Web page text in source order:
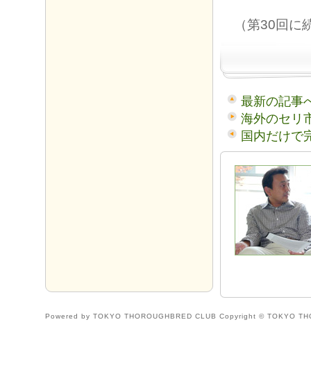
（第30回に
最新の記事
海外のセリ
国内だけで
Powered by TOKYO THOROUGHBRED CLUB Copyright © TOKYO